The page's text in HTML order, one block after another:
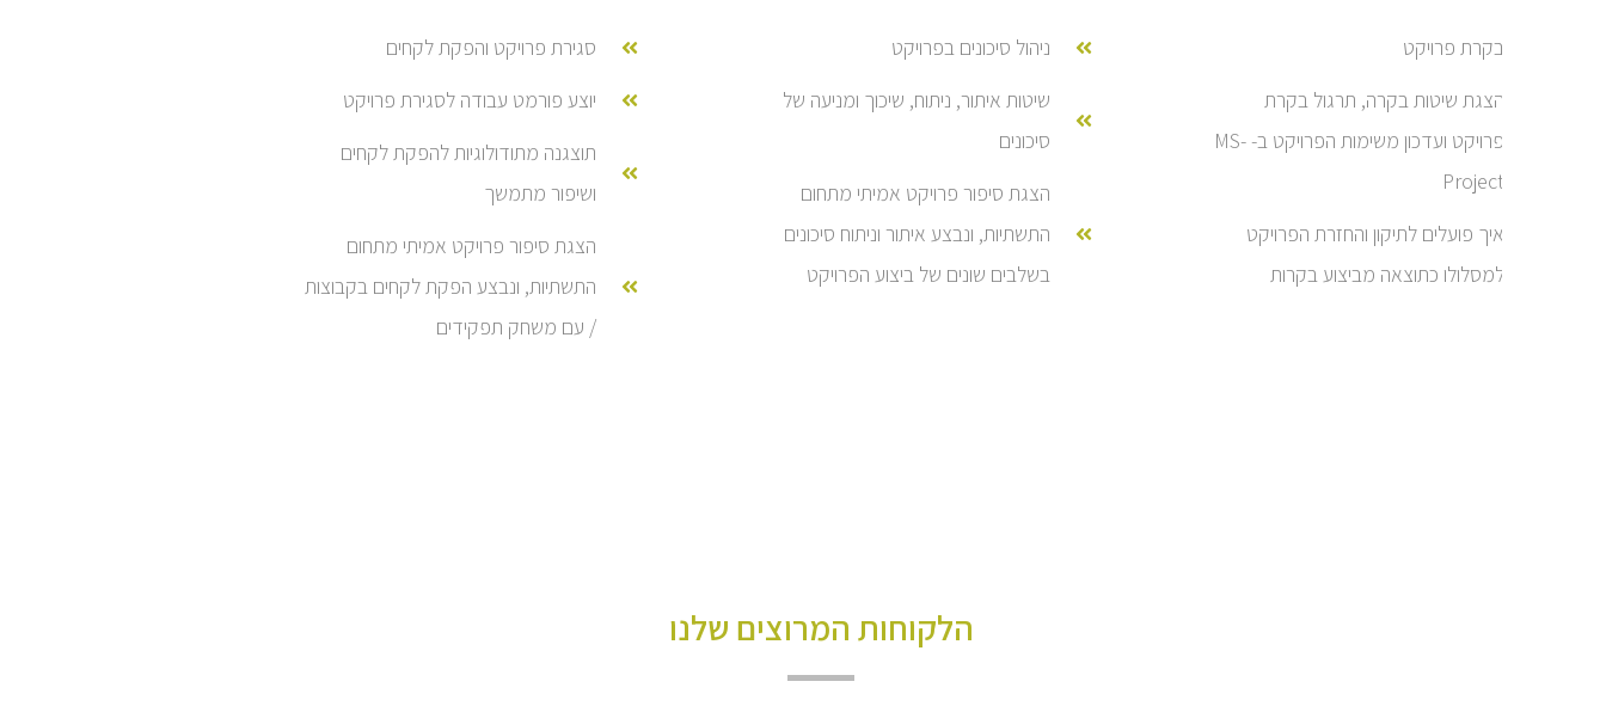
בקרת פרויקט
הצגת שיטות בקרה, תרגול בקרת
פרויקט ועדכון משימות הפרויקט ב- MS-
Project
איך פועלים לתיקון והחזרת הפרויקט
למסלולו כתוצאה מביצוע בקרות
ניהול סיכונים בפרויקט
שיטות איתור, ניתוח, שיכוך ומניעה של
סיכונים
הצגת סיפור פרויקט אמיתי מתחום
התשתיות, ונבצע איתור וניתוח סיכונים
בשלבים שונים של ביצוע הפרויקט
סגירת פרויקט והפקת לקחים
יוצע פורמט עבודה לסגירת פרויקט
תוצגנה מתודולוגיות להפקת לקחים
ושיפור מתמשך
הצגת סיפור פרויקט אמיתי מתחום
התשתיות, ונבצע הפקת לקחים בקבוצות
/ עם משחק תפקידים
הלקוחות המרוצים שלנו